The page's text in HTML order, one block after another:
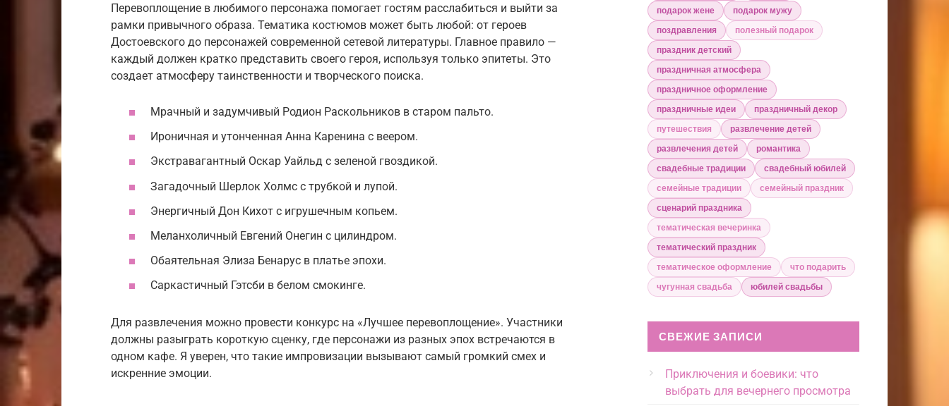
Перевоплощение в любимого персонажа помогает гостям расслабиться и выйти за
рамки привычного образа. Тематика костюмов может быть любой: от героев
Достоевского до персонажей современной сетевой литературы. Главное правило —
каждый должен кратко представить своего героя, используя только эпитеты. Это
создает атмосферу таинственности и творческого поиска.
Мрачный и задумчивый Родион Раскольников в старом пальто.
Ироничная и утонченная Анна Каренина с веером.
Экстравагантный Оскар Уайльд с зеленой гвоздикой.
Загадочный Шерлок Холмс с трубкой и лупой.
Энергичный Дон Кихот с игрушечным копьем.
Меланхоличный Евгений Онегин с цилиндром.
Обаятельная Элиза Бенарус в платье эпохи.
Саркастичный Гэтсби в белом смокинге.
Для развлечения можно провести конкурс на «Лучшее перевоплощение». Участники
должны разыграть короткую сценку, где персонажи из разных эпох встречаются в
одном кафе. Я уверен, что такие импровизации вызывают самый громкий смех и
искренние эмоции.
подарок жене
подарок мужу
поздравления
полезный подарок
праздник детский
праздничная атмосфера
праздничное оформление
праздничные идеи
праздничный декор
путешествия
развлечение детей
развлечения детей
романтика
свадебные традиции
свадебный юбилей
семейные традиции
семейный праздник
сценарий праздника
тематическая вечеринка
тематический праздник
тематическое оформление
что подарить
чугунная свадьба
юбилей свадьбы
СВЕЖИЕ ЗАПИСИ
Приключения и боевики: что
выбрать для вечернего просмотра